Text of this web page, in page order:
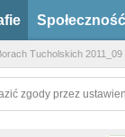
Społeczność
Tucholskich 2011_09
zgody przez